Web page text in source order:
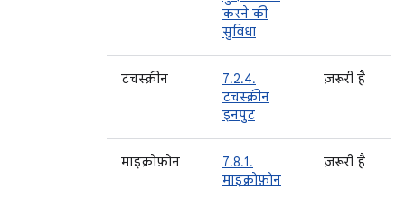
करने की
सुविधा
टचस्क्रीन
7.2.4.
टचस्क्रीन
इनपुट
ज़रूरी है
माइक्रोफ़ोन
7.8.1.
माइक्रोफ़ोन
ज़रूरी है